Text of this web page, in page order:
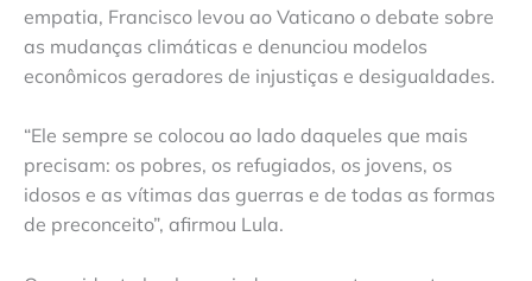
empatia, Francisco levou ao Vaticano o debate sobre
as mudanças climáticas e denunciou modelos
econômicos geradores de injustiças e desigualdades.
“Ele sempre se colocou ao lado daqueles que mais
precisam: os pobres, os refugiados, os jovens, os
idosos e as vítimas das guerras e de todas as formas
de preconceito”, afirmou Lula.